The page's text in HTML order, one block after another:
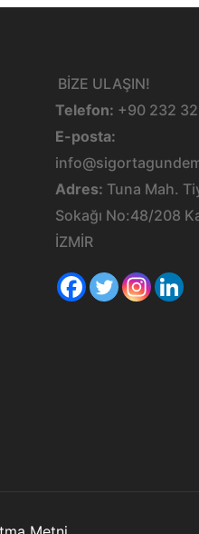
BİZE ULAŞIN!
Telefon: +90 232
E-posta:
Adres: Tuna Mah.
Sokağı No:48/208
İZMİR